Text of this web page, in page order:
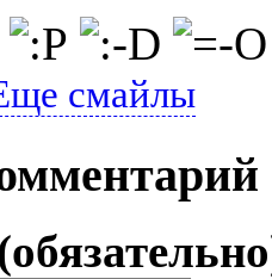
смайлы